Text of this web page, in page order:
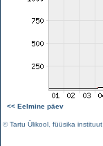
<< Eelmine päev
©Tartu Ülikool füüsika instituut